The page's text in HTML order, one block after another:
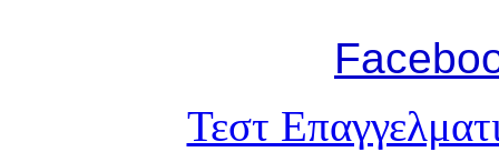
Τεστ